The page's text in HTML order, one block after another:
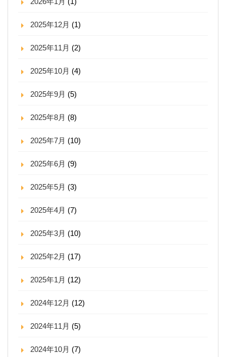
2025年12月 (1)
2025年11月 (2)
2025年10月 (4)
2025年9月 (5)
2025年8月 (8)
2025年7月 (10)
2025年6月 (9)
2025年5月 (3)
2025年4月 (7)
2025年3月 (10)
2025年2月 (17)
2025年1月 (12)
2024年12月 (12)
2024年11月 (5)
2024年10月 (7)